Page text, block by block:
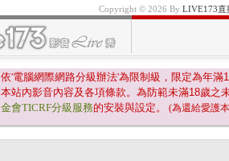
Copyright © 2026 By LIVE173直
依'電腦網際網路分級辦法'為限制級，限定為年滿
本站內影音內容及各項條款。為防範未滿18歲之
金會TICRF分級服務的安裝與設定。 (為還給愛護